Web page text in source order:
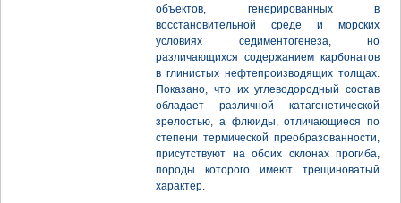
объектов, генерированных в
восстановительной среде и морских
условиях седиментогенеза, но
различающихся содержанием карбонатов
в глинистых нефтепроизводящих толщах.
Показано, что их углеводородный состав
обладает различной катагенетической
зрелостью, а флюиды, отличающиеся по
степени термической преобразованности,
присутствуют на обоих склонах прогиба,
породы которого имеют трещиноватый
характер.